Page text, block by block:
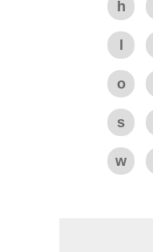
h
o
s
w